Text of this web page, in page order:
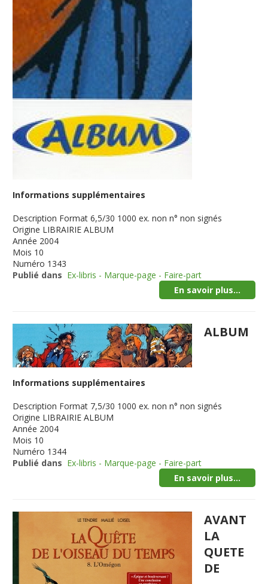
Informations supplémentaires
Description Format 6,5/30 1000 ex. non n° non signés
Origine LIBRAIRIE ALBUM
Année 2004
Mois 10
Numéro 1343
Publié dans Ex-libris - Marque-page - Faire-part
En savoir plus...
ALBUM
Informations supplémentaires
Description Format 7,5/30 1000 ex. non n° non signés
Origine LIBRAIRIE ALBUM
Année 2004
Mois 10
Numéro 1344
Publié dans Ex-libris - Marque-page - Faire-part
En savoir plus...
AVANT
LA
QUETE
DE